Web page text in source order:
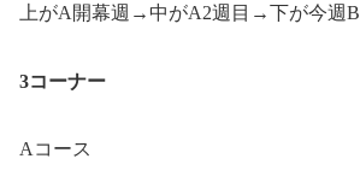
上がA開幕週→中がA2週目→下が今週B
3コーナー
Aコース